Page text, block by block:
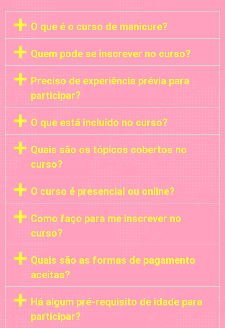
O que é o curso de manicure?
Quem pode se inscrever no curso?
Preciso de experiência prévia para
participar?
O que está incluído no curso?
Quais são os tópicos cobertos no
curso?
O curso é presencial ou online?
Como faço para me inscrever no
curso?
Quais são as formas de pagamento
aceitas?
Há algum pré-requisito de idade para
participar?